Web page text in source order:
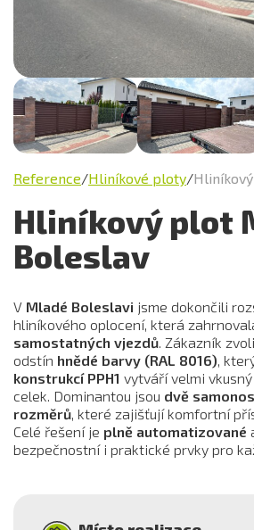
Reference/Hliníkové ploty/
Hliníkový plot
Boleslav
V Mladé Boleslavi jsme dokončili
hliníkového oplocení, která
samostatných vjezdů. Zákazník
odstín hnědé barvy (RAL 8016),
konstrukcí PPH1 vytváří velmi
celek. Dominantou jsou dvě
rozměrů, které zajišťují komfortní
Celé řešení je plně automatizované
bezpečnostní i praktické prvky pro